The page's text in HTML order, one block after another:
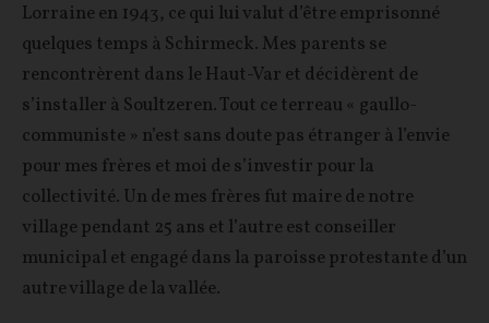
Lorraine en 1943, ce qui lui valut d’être emprisonné
quelques temps à Schirmeck. Mes parents se
rencontrèrent dans le Haut-Var et décidèrent de
s’installer à Soultzeren. Tout ce terreau « gaullo-
communiste » n’est sans doute pas étranger à l’envie
pour mes frères et moi de s’investir pour la
collectivité. Un de mes frères fut maire de notre
village pendant 25 ans et l’autre est conseiller
municipal et engagé dans la paroisse protestante d’un
autre village de la vallée.